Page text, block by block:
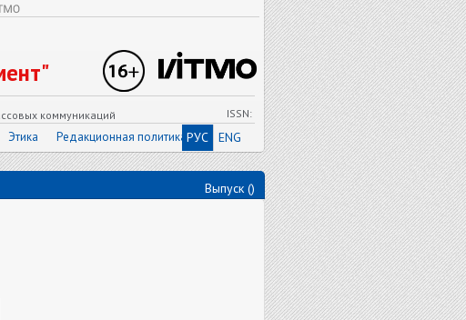
коммуникаций
ISSN:
Этика Редакционная политика РУС ENG
Выпуск ()